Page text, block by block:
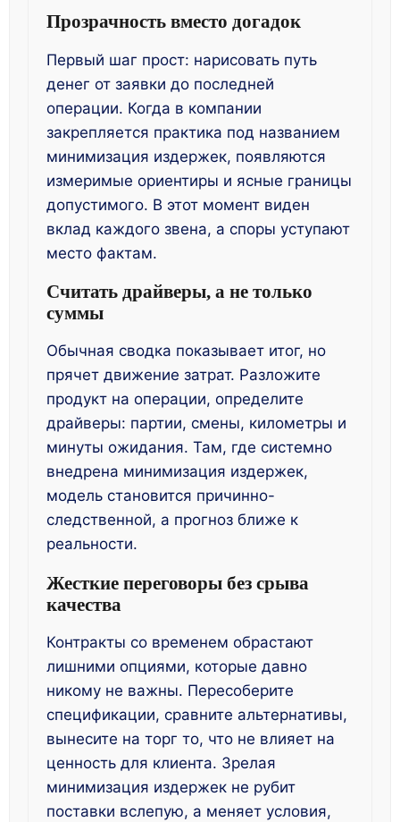
Прозрачность вместо догадок
Первый шаг прост: нарисовать путь
денег от заявки до последней
операции. Когда в компании
закрепляется практика под названием
минимизация издержек, появляются
измеримые ориентиры и ясные границы
допустимого. В этот момент виден
вклад каждого звена, а споры уступают
место фактам.
Считать драйверы, а не только
суммы
Обычная сводка показывает итог, но
прячет движение затрат. Разложите
продукт на операции, определите
драйверы: партии, смены, километры и
минуты ожидания. Там, где системно
внедрена минимизация издержек,
модель становится причинно-
следственной, а прогноз ближе к
реальности.
Жесткие переговоры без срыва
качества
Контракты со временем обрастают
лишними опциями, которые давно
никому не важны. Пересоберите
спецификации, сравните альтернативы,
вынесите на торг то, что не влияет на
ценность для клиента. Зрелая
минимизация издержек не рубит
поставки вслепую, а меняет условия,